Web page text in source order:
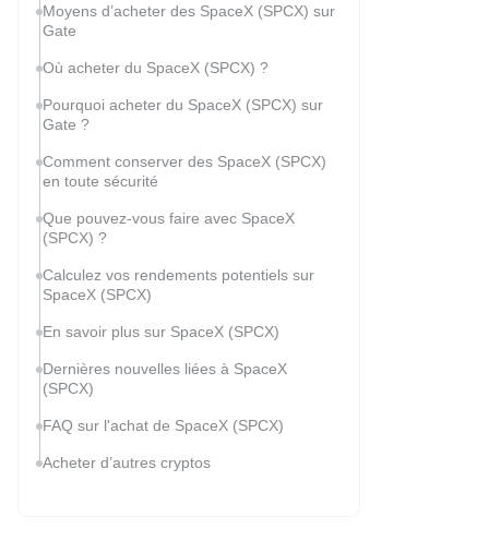
Moyens d’acheter des SpaceX (SPCX) sur
Gate
Où acheter du SpaceX (SPCX) ?
Pourquoi acheter du SpaceX (SPCX) sur
Gate ?
Comment conserver des SpaceX (SPCX)
en toute sécurité
Que pouvez-vous faire avec SpaceX
(SPCX) ?
Calculez vos rendements potentiels sur
SpaceX (SPCX)
En savoir plus sur SpaceX (SPCX)
Dernières nouvelles liées à SpaceX
(SPCX)
FAQ sur l'achat de SpaceX (SPCX)
Acheter d’autres cryptos